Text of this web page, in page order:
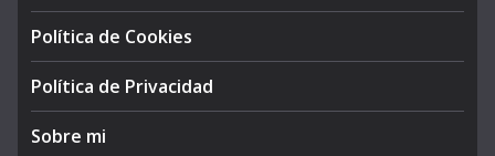
Política de Cookies
Política de Privacidad
Sobre mi